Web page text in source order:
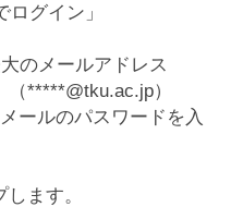
グイン」
大のメールアドレス
）
メールのパスワードを入
ます。